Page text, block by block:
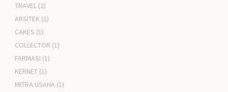
TRAVEL (2)
ARSITEK (1)
CAKES (1)
COLLECTOR (1)
FARMASI (1)
KERNET (1)
MITRA USAHA (1)